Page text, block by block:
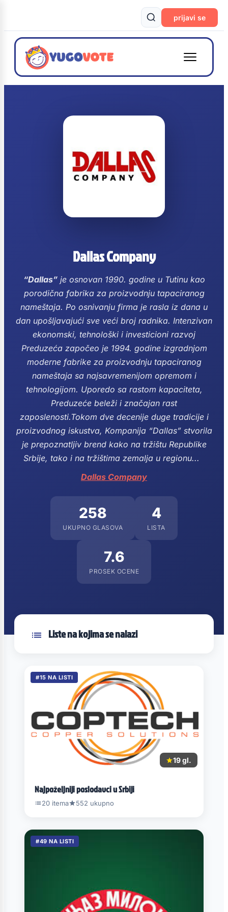
prijavi se
Dallas Company
“Dallas”je osnovan 1990. godine u Tutinu kao
porodična fabrika za proizvodnju tapaciranog
nameštaja. Po osnivanju firma je rasla iz dana u
dan upošljavajući sve veći broj radnika. Intenzivan
ekonomski, tehnološki i investicioni razvoj
Preduzeća započeo je 1994. godine izgradnjom
moderne fabrike za proizvodnju tapaciranog
nameštaja sa najsavremenijom opremom i
tehnologijom. Uporedo sa rastom kapaciteta,
Preduzeće beleži i značajan rast
zaposlenosti.Tokom dve decenije duge tradicije i
proizvodnog iskustva, Kompanija “Dallas” stvorila
je prepoznatljiv brend kako na tržištu Republike
Srbije, tako i na tržištima zemalja u regionu...
Dallas Company
258
UKUPNO GLASOVA
4
LISTA
7.6
PROSEK OCENE
Liste na kojima se nalazi
#15 NA LISTI
19 gl.
Najpoželjniji poslodavci u Srbiji
20 itema 552 ukupno
#49 NA LISTI